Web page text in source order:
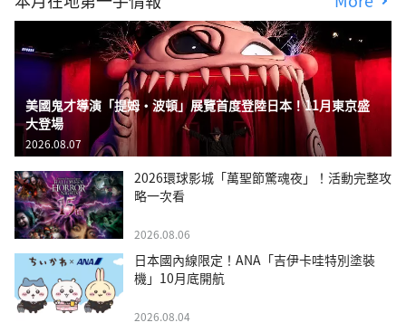
美國鬼才導演「提姆・波頓」展覽首度登陸日本！11月東京盛
大登場
2026.08.07
2026環球影城「萬聖節驚魂夜」！活動完整攻
略一次看
2026.08.06
日本國內線限定！ANA「吉伊卡哇特別塗裝
機」10月底開航
2026.08.04